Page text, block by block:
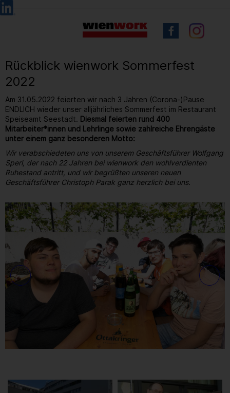
Barrierefreie
Bedienung
Sprachauswahl
Rückblick wienwork Sommerfest
2022
Am 31.05.2022 feierten wir nach 3 Jahren (Corona-)Pause
ENDLICH wieder unser alljährliches Sommerfest im Restaurant
Speiseamt Seestadt. Diesmal feierten rund 400
Mitarbeiter*innen und Lehrlinge sowie zahlreiche Ehrengäste
unter einem ganz besonderen Motto:
Wir verabschiedeten uns von unserem Geschäftsführer Wolfgang
Sperl, der nach 22 Jahren bei wienwork den wohlverdienten
Ruhestand antritt, und wir begrüßten unseren neuen
Geschäftsführer Christoph Parak ganz herzlich bei uns.
7 / 264